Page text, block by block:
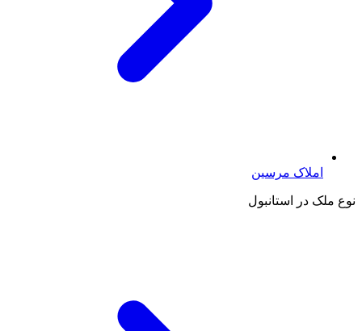
املاک مرسین
نوع ملک در استانبول